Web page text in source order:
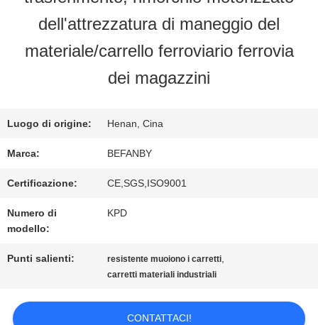
FABBRICA
CONTROLLO
QUALITÀ
CONTATTICI
NOTIZIE
dell'attrezzatura di maneggio del
materiale/carrello ferroviario ferrovia
dei magazzini
Luogo di origine: Henan, Cina
Marca: BEFANBY
Certificazione: CE,SGS,ISO9001
Numero di
modello:
KPD
Punti salienti: resistente muoiono i carretti,
carretti materiali industriali
CONTATTACI!